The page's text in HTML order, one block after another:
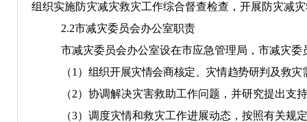
组织实施防灾减灾救灾工作综合督查检查，开展防灾减
2.2市减灾委员会办公室职责
市减灾委员会办公室设在市应急管理局 ， 市减灾委
（1 ） 组织开展灾情会商核定、灾情趋势研判及救灾
（2）协调解决灾害救助工作问题，并研究提出支
（3）调度灾情和救灾工作进展动态，按照有关规